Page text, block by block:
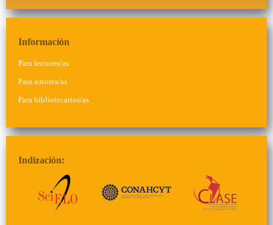
Información
Para lectores/as
Para autores/as
Para bibliotecarios/as
Indización: